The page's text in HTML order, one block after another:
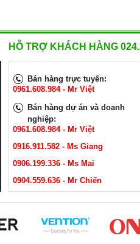
HỖ TRỢ KHÁCH HÀNG
Bán hàng trực tuyến:
0961.608.984 - Mr Việt
Bán hàng dự án và doanh
nghiệp:
0961.608.984 - Mr Việt
0916.911.582 - Ms Giang
0906.199.336 - Ms Mai
0904.559.636 - Mr Chiến